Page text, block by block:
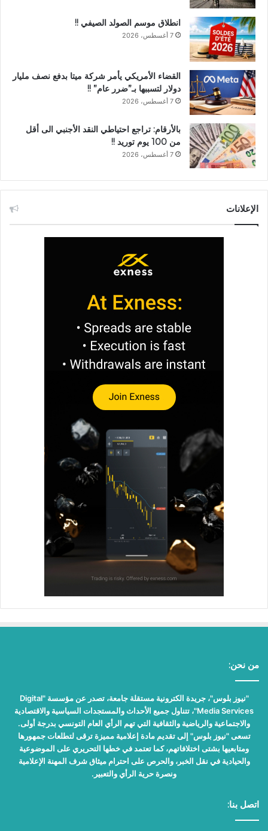
انطلاق موسم الصولد الصيفي !!
7 أغسطس، 2026
القضاء الأمريكي يأمر شركة ميتا بدفع نصف مليار
دولار لتسببها بـ”ضرر عام” !!
7 أغسطس، 2026
بالأرقام: تراجع احتياطي النقد الأجنبي الى أقل
من 100 يوم توريد !!
7 أغسطس، 2026
الإعلانات
من نحن:
"نيوز بلوس"، جريدة الكترونية مستقلة جامعة، تصدر عن مؤسسة "Digital
Media Services"، تتناول جميع الأحداث والمستجدات السياسية والاقتصادية
والاجتماعية والرياضية والثقافية التي تهم الرأي العام التونسي بدرجة أولى.
تسعى "نيوز بلوس" إلى تقديم مادة إعلامية مميزة ترقى لتطلعات جمهورها
ومتابعيها بشتى اختلافاتهم، كما تعتمد في خطها التحريري على الموضوعية
والحيادية في نقل الخبر، والحرص على احترام ميثاق شرف المهنة الإعلامية
ونصرة حرية الرأي والتعبير.
اتصل بنا: